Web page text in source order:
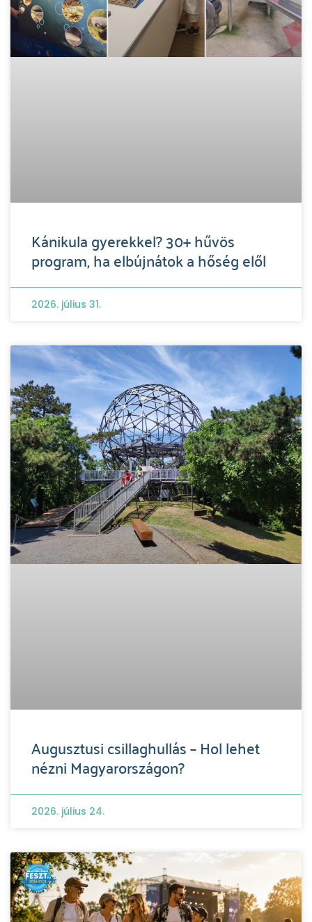
Kánikula gyerekkel? 30+ hűvös
program, ha elbújnátok a hőség elől
2026. július 31.
Augusztusi csillaghullás – Hol lehet
nézni Magyarországon?
2026. július 24.